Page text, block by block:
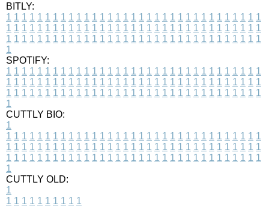
BITLY:
1 1 1 1 1 1 1 1 1 1 1 1 1 1 1 1 1 1 1 1 1 1 1 1 1 1 1 1 1 1 1 1 1
1 1 1 1 1 1 1 1 1 1 1 1 1 1 1 1 1 1 1 1 1 1 1 1 1 1 1 1 1 1 1 1 1
1 1 1 1 1 1 1 1 1 1 1 1 1 1 1 1 1 1 1 1 1 1 1 1 1 1 1 1 1 1 1 1 1
1
SPOTIFY:
1 1 1 1 1 1 1 1 1 1 1 1 1 1 1 1 1 1 1 1 1 1 1 1 1 1 1 1 1 1 1 1 1
1 1 1 1 1 1 1 1 1 1 1 1 1 1 1 1 1 1 1 1 1 1 1 1 1 1 1 1 1 1 1 1 1
1 1 1 1 1 1 1 1 1 1 1 1 1 1 1 1 1 1 1 1 1 1 1 1 1 1 1 1 1 1 1 1 1
1
CUTTLY BIO:
1
1 1 1 1 1 1 1 1 1 1 1 1 1 1 1 1 1 1 1 1 1 1 1 1 1 1 1 1 1 1 1 1 1
1 1 1 1 1 1 1 1 1 1 1 1 1 1 1 1 1 1 1 1 1 1 1 1 1 1 1 1 1 1 1 1 1
1 1 1 1 1 1 1 1 1 1 1 1 1 1 1 1 1 1 1 1 1 1 1 1 1 1 1 1 1 1 1 1 1
1
CUTTLY OLD:
1
1 1 1 1 1 1 1 1 1 1